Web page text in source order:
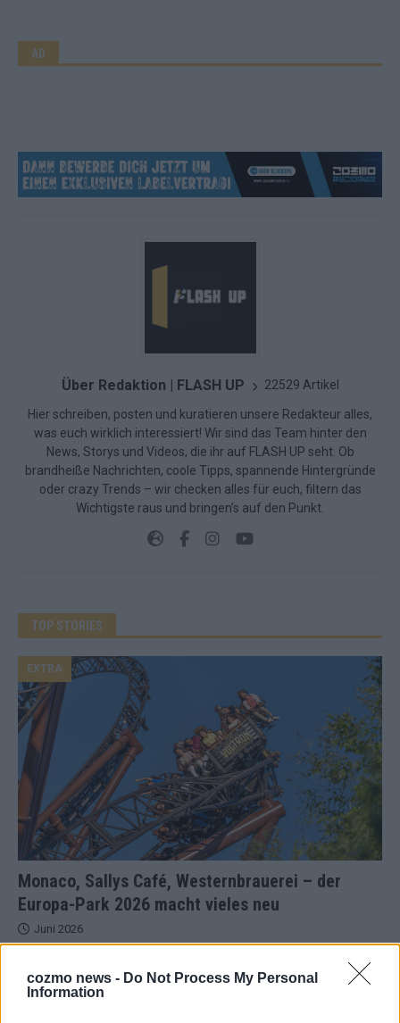
cozmo news - Do Not Process My Personal
Information
AD
Über Redaktion | FLASH UP 22529 Artikel
Hier schreiben, posten und kuratieren unsere Redakteur alles,
was euch wirklich interessiert! Wir sind das Team hinter den
News, Storys und Videos, die ihr auf FLASH UP seht. Ob
brandheiße Nachrichten, coole Tipps, spannende Hintergründe
oder crazy Trends – wir checken alles für euch, filtern das
Wichtigste raus und bringen’s auf den Punkt.
TOP STORIES
Monaco, Sallys Café, Westernbrauerei – der
Europa-Park 2026 macht vieles neu
EXTRA
Juni 2026
KOMMENTAR